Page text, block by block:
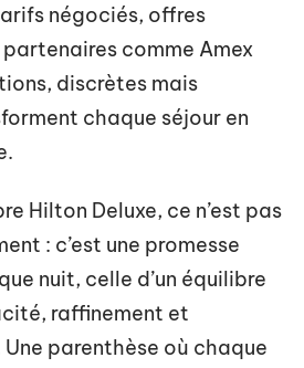
négociés, offres
comme Amex
discrètes mais
chaque séjour en
Hilton Deluxe, ce n’est pas
: c’est une promesse
nuit, celle d’un équilibre
raffinement et
parenthèse où chaque